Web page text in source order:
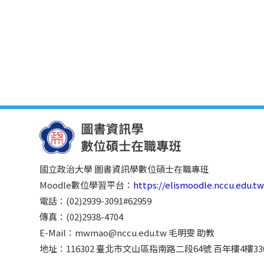
國立政治大學 圖書資訊學數位碩士在職專班
Moodle數位學習平台： https://
電話：(02)2939-3091#62959
傳真：(02)2938-4704
E-Mail：mwmao@nccu.edu.tw 毛明雯 助教
地址：116302 臺北市文山區指南路二段64號 百年樓4樓